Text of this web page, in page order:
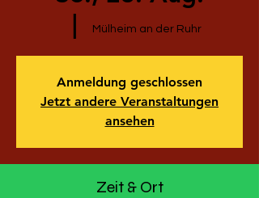
Mülheim an der Ruhr
Anmeldung geschlossen
Jetzt andere Veranstaltungen
ansehen
Zeit & Ort